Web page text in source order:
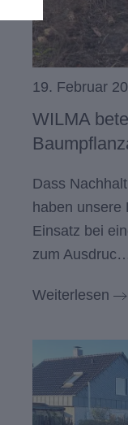
19. Februar
WILMA
Dass
haben unsere
Einsatz bei
zum
Weiterlesen